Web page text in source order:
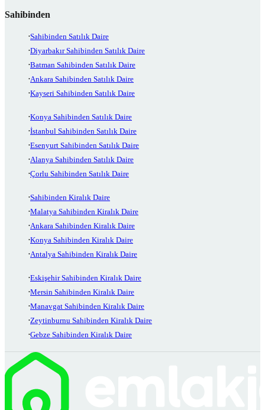
Sahibinden
Sahibinden Satılık Daire
Diyarbakır Sahibinden Satılık Daire
Batman Sahibinden Satılık Daire
Ankara Sahibinden Satılık Daire
Kayseri Sahibinden Satılık Daire
Konya Sahibinden Satılık Daire
İstanbul Sahibinden Satılık Daire
Esenyurt Sahibinden Satılık Daire
Alanya Sahibinden Satılık Daire
Çorlu Sahibinden Satılık Daire
Sahibinden Kiralık Daire
Malatya Sahibinden Kiralık Daire
Ankara Sahibinden Kiralık Daire
Konya Sahibinden Kiralık Daire
Antalya Sahibinden Kiralık Daire
Eskişehir Sahibinden Kiralık Daire
Mersin Sahibinden Kiralık Daire
Manavgat Sahibinden Kiralık Daire
Zeytinburnu Sahibinden Kiralık Daire
Gebze Sahibinden Kiralık Daire